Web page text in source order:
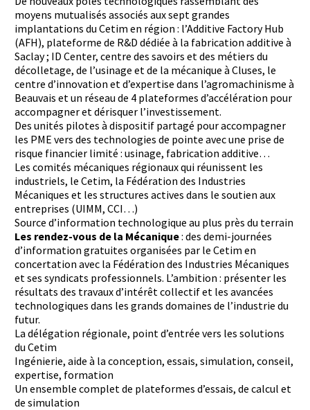
Aide au chiffrage
Bases de données
APPUI À L’INDUSTRIE
Programmes régionaux
Normalisation
Technologies Prioritaires 2030
RECHERCHE
Laboratoires communs
Carnot
Fondation Cetim
Publications scientifiques
Librairie
AGRÉMENTS ET RECONNAISSANCES QSE
Certifications qualité
Cofrac Étalonnage
Cofrac Essai
MASE
Notifications CE
Agréments internationaux
Agrément ministériel
Certifications Cofrend
QUI SOMMES-NOUS ?
Le Cetim en bref
Nos valeurs
Gouvernance
Rapports - Publications
Vidéo de présentation
Historique
Charte développement durable
Égalité Femmes/Hommes
Information pratiques
Mentions légales
Données personnelles
Conditions générales de vente
Avis d'achat
moyens mutualisés associés aux sept grandes
implantations du Cetim en région : l’Additive Factory Hub
(AFH), plateforme de R&D dédiée à la fabrication additive à
Saclay ; ID Center, centre des savoirs et des métiers du
décolletage, de l’usinage et de la méca­nique à Cluses, le
centre d’innovation et d’ex­pertise dans l’agromachinisme à
Beauvais et un réseau de 4 plateformes d’accélération pour
accompagner et dérisquer l’investissement.
Des unités pilotes à dispositif partagé pour accom­pagner
les PME vers des technologies de pointe avec une prise de
risque financier limité : usinage, fabrica­tion additive…
Les comités mécaniques régionaux qui réunissent les
industriels, le Cetim, la Fédération des Industries
Mécaniques et les structures actives dans le soutien aux
entreprises (UIMM, CCI…)
Source d’information technologique au plus près du terrain
Les rendez-vous de la Mécanique: des demi-journées
d’information gratuites organisées par le Cetim en
concertation avec la Fédération des Industries Mécaniques
et ses syndicats professionnels. L’ambition : présenter les
résultats des travaux d’intérêt collectif et les avancées
technologiques dans les grands domaines de l’industrie du
futur.
La délégation régionale, point d’entrée vers les solutions
du Cetim
Ingénierie, aide à la conception, essais, simulation, conseil,
expertise, formation
Un ensemble complet de plateformes d’essais, de calcul et
de simulation